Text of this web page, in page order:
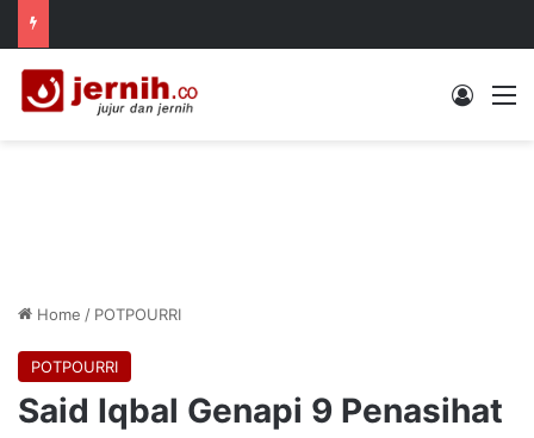
Log In
Home / POTPOURRI
POTPOURRI
Said Iqbal Genapi 9 Penasihat